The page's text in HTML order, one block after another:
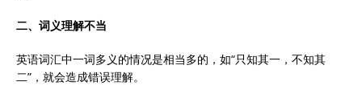
二、词义理解不当
英语词汇中一词多义的情况是相当多的，如“只知其一，不知其
二”，就会造成错误理解。